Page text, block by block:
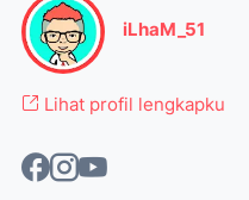
iLhaM_51
Lihat profil lengkapku